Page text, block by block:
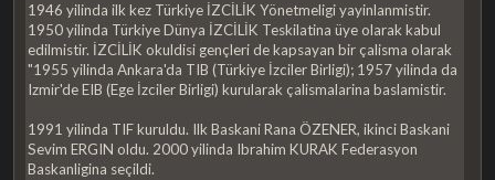
1946 yilinda ilk kez Türkiye İZCİLİK Yönetmeligi yayinlanmistir.
1950 yilinda Türkiye Dünya İZCİLİK Teskilatina üye olarak kabul
edilmistir. İZCİLİK okuldisi gençleri de kapsayan bir çalisma olarak
"1955 yilinda Ankara'da TIB (Türkiye İzciler Birligi); 1957 yilinda da
Izmir'de EIB (Ege İzciler Birligi) kurularak çalismalarina baslamistir.
1991 yilinda TIF kuruldu. Ilk Baskani Rana ÖZENER, ikinci Baskani
Sevim ERGIN oldu. 2000 yilinda Ibrahim KURAK Federasyon
Baskanligina seçildi.